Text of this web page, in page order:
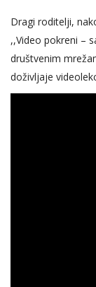
Dragi roditelji,
,,Video pokreni –
društvenim
doživljaje